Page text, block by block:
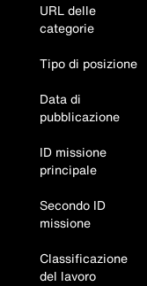
URL delle
categorie
Tipo di posizione
Data di
pubblicazione
ID missione
principale
Secondo ID
missione
Classificazione
del lavoro